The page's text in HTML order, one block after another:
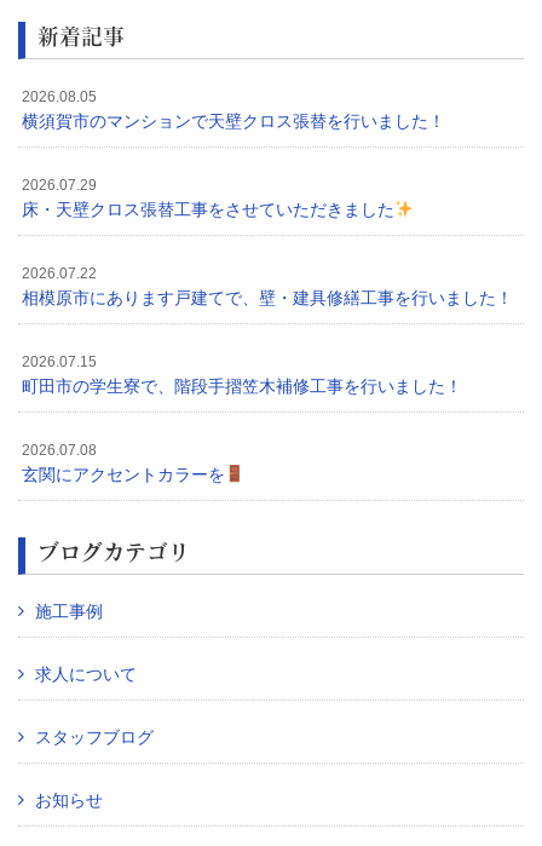
新着記事
2026.08.05
横須賀市のマンションで天壁クロス張替を行いました！
2026.07.29
床・天壁クロス張替工事をさせていただきました
2026.07.22
相模原市にあります戸建てで、壁・建具修繕工事を行いました！
2026.07.15
町田市の学生寮で、階段手摺笠木補修工事を行いました！
2026.07.08
玄関にアクセントカラーを
ブログカテゴリ
施工事例
求人について
スタッフブログ
お知らせ